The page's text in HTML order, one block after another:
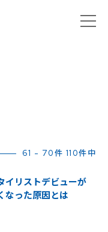
61 - 70件 110件中
イリストデビューが
なった原因とは